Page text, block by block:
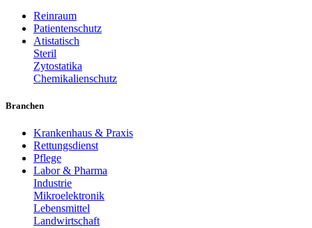
Reinraum
Patientenschutz
Atistatisch
Steril
Zytostatika
Chemikalienschutz
Branchen
Krankenhaus & Praxis
Rettungsdienst
Pflege
Labor & Pharma
Industrie
Mikroelektronik
Lebensmittel
Landwirtschaft